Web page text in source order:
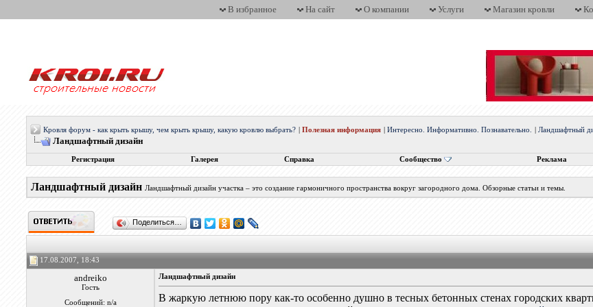
В избранное На сайт О компании Услуги Магазин кровли
Кровля форум - как крыть крышу, чем крыть крышу, какую кровлю выбрать? |Полезная информация |Интересно. Информативно. Познавательно. |Ландшафтный
Ландшафтный дизайн
Регистрация Галерея Справка Сообщество Реклама
Ландшафтный дизайн Ландшафтный дизайн участка – это создание гармоничного пространства вокруг загородного дома. Обзорные статьи и темы.
Поделиться…
17.08.2007, 18:43
andreiko
Гость
Сообщений: n/a
Ландшафтный дизайн
В жаркую летнюю пору как-то особенно душно в тесных бетонных стенах городских